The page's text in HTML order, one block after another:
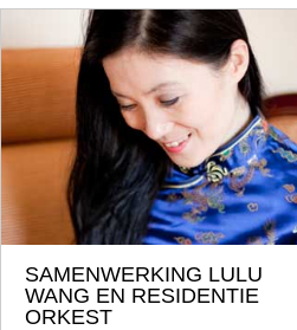
SAMENWERKING LULU
WANG EN RESIDENTIE
ORKEST